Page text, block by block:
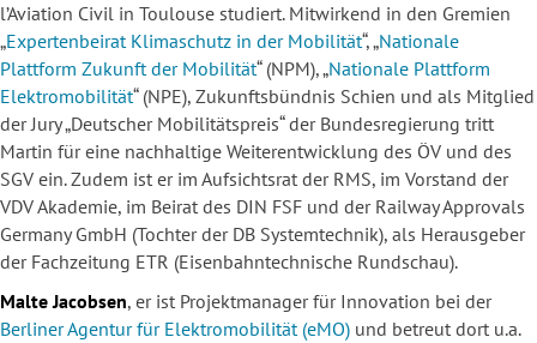
l’Aviation Civil in Toulouse studiert. Mitwirkend in den Gremien
„Expertenbeirat Klimaschutz in der Mobilität“, „Nationale
Plattform Zukunft der Mobilität“ (NPM), „Nationale Plattform
Elektromobilität“ (NPE), Zukunftsbündnis Schien und als Mitglied
der Jury „Deutscher Mobilitätspreis“ der Bundesregierung tritt
Martin für eine nachhaltige Weiterentwicklung des ÖV und des
SGV ein. Zudem ist er im Aufsichtsrat der RMS, im Vorstand der
VDV Akademie, im Beirat des DIN FSF und der Railway Approvals
Germany GmbH (Tochter der DB Systemtechnik), als Herausgeber
der Fachzeitung ETR (Eisenbahntechnische Rundschau).
Malte Jacobsen, er ist Projektmanager für Innovation bei der
Berliner Agentur für Elektromobilität (eMO) und betreut dort u.a.